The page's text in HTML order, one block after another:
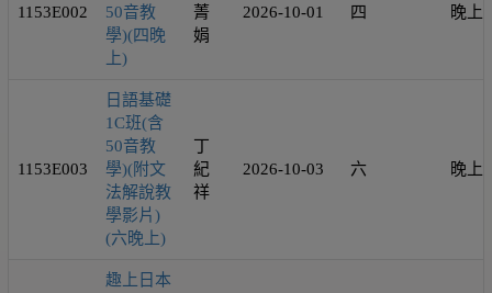
1153E002
50音教
學)(四晚
上)
菁
娟
2026-10-01 四 晚上
1153E003
日語基礎
1C班(含
50音教
學)(附文
法解說教
學影片)
(六晚上)
丁
紀
祥
2026-10-03 六 晚上
趣上日本